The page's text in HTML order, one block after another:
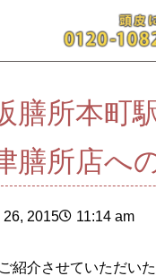
膳所本町
膳所店へ
26, 2015 11:14 am
紹介させていただいた